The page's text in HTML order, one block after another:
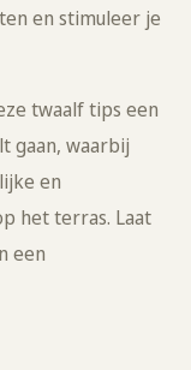
en stimuleer je
twaalf tips een
gaan, waarbij
en
het terras. Laat
een